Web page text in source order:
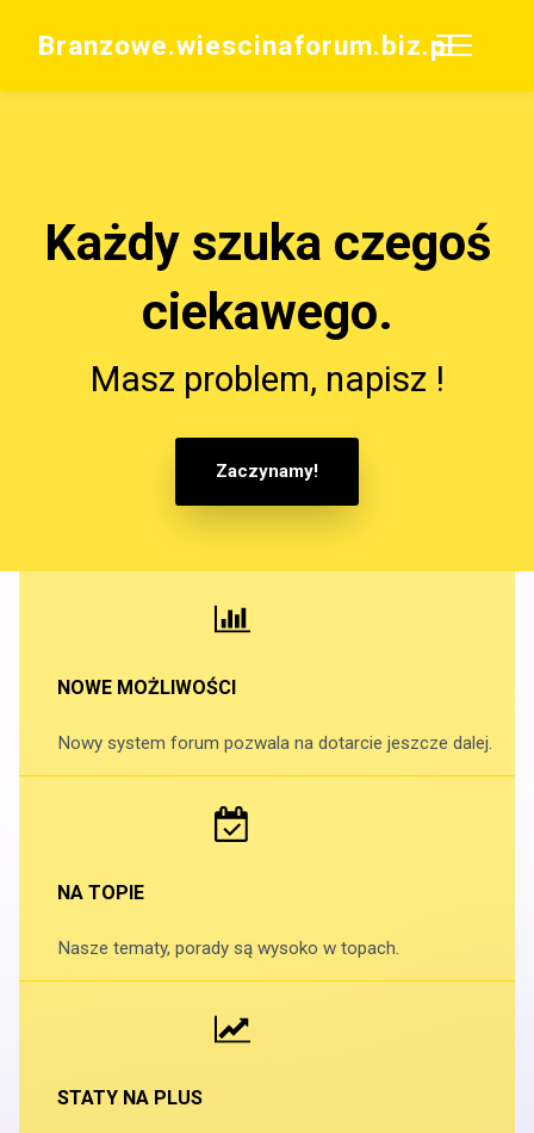
Branzowe.wiescinaforum.biz.pl
Każdy szuka czegoś
ciekawego.
Masz problem, napisz !
Zaczynamy!
NOWE MOŻLIWOŚCI
Nowy system forum pozwala na dotarcie jeszcze dalej.
NA TOPIE
Nasze tematy, porady są wysoko w topach.
STATY NA PLUS